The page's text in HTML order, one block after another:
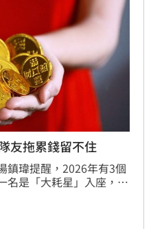
友拖累錢留不住
鎮瑋提醒，2026年有3個
名是「大耗星」入座，花
來看看有沒有自己吧！